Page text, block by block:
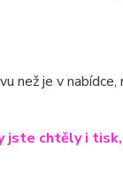
než je v
jste chtěly i